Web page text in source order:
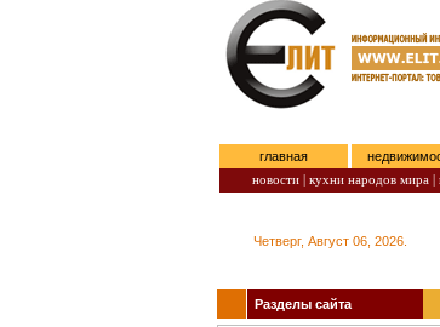
главная
новости | кухни народов мира |
Четверг, Август 06, 2026.
Разделы сайта